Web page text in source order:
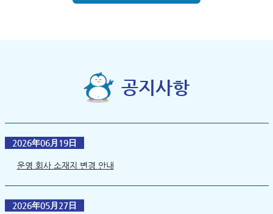
공지사항
2026年06月19日
운영 회사 소재지 변경 안내
2026年05月27日